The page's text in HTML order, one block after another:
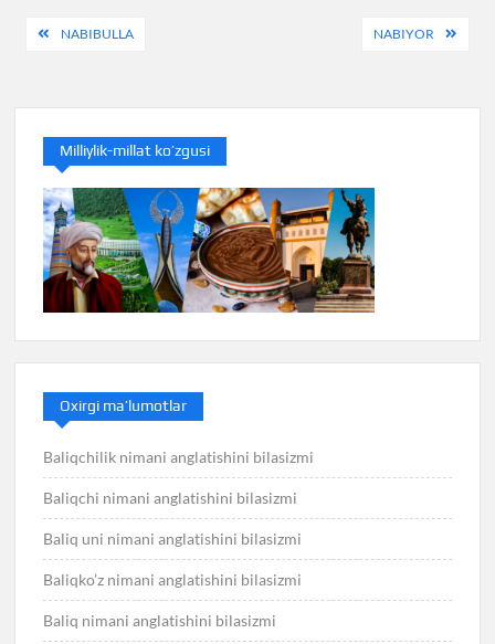
PostNABIBULLA NABIYOR
Milliylik-millat ko’zgusi
Oxirgi ma’lumotlar
Baliqchilik nimani anglatishini bilasizmi
Baliqchi nimani anglatishini bilasizmi
Baliq uni nimani anglatishini bilasizmi
Baliqko’z nimani anglatishini bilasizmi
Baliq nimani anglatishini bilasizmi